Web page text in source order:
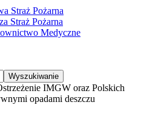
Straż Pożarna
Straż Pożarna
Medyczne
IMGW oraz Polskich
opadami deszczu